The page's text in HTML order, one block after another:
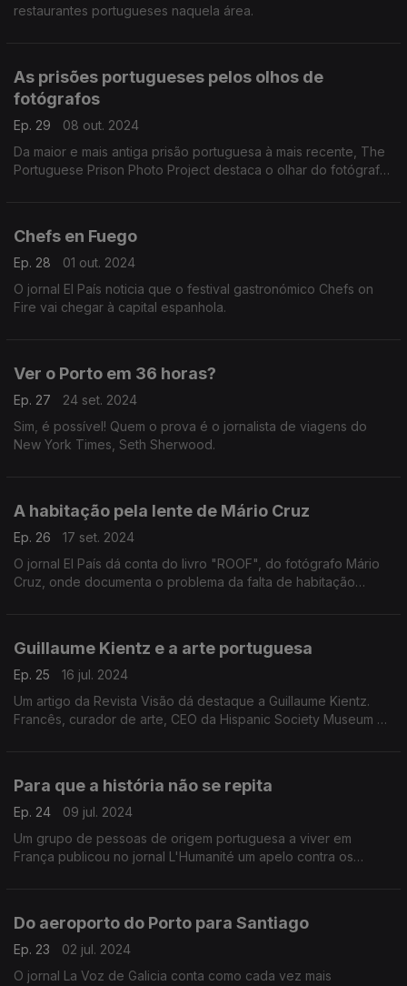
restaurantes portugueses naquela área.
As prisões portugueses pelos olhos de
fotógrafos
Ep. 29
08 out. 2024
Da maior e mais antiga prisão portuguesa à mais recente, The
Portuguese Prison Photo Project destaca o olhar do fotógrafo
Chefs en Fuego
Ep. 28
01 out. 2024
O jornal El País noticia que o festival gastronómico Chefs on
Fire vai chegar à capital espanhola.
Ver o Porto em 36 horas?
Ep. 27
24 set. 2024
Sim, é possível! Quem o prova é o jornalista de viagens do
New York Times, Seth Sherwood.
A habitação pela lente de Mário Cruz
Ep. 26
17 set. 2024
O jornal El País dá conta do livro "ROOF", do fotógrafo Mário
Cruz, onde documenta o problema da falta de habitação
Guillaume Kientz e a arte portuguesa
Ep. 25
16 jul. 2024
Um artigo da Revista Visão dá destaque a Guillaume Kientz.
Francês, curador de arte, CEO da Hispanic Society Museum &
Para que a história não se repita
Ep. 24
09 jul. 2024
Um grupo de pessoas de origem portuguesa a viver em
França publicou no jornal L'Humanité um apelo contra os
Do aeroporto do Porto para Santiago
Ep. 23
02 jul. 2024
O jornal La Voz de Galicia conta como cada vez mais